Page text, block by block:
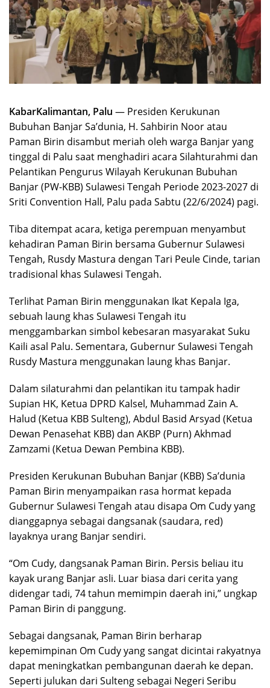
KabarKalimantan, Palu — Presiden Kerukunan
Bubuhan Banjar Sa’dunia, H. Sahbirin Noor atau
Paman Birin disambut meriah oleh warga Banjar yang
tinggal di Palu saat menghadiri acara Silahturahmi dan
Pelantikan Pengurus Wilayah Kerukunan Bubuhan
Banjar (PW-KBB) Sulawesi Tengah Periode 2023-2027 di
Sriti Convention Hall, Palu pada Sabtu (22/6/2024) pagi.
Tiba ditempat acara, ketiga perempuan menyambut
kehadiran Paman Birin bersama Gubernur Sulawesi
Tengah, Rusdy Mastura dengan Tari Peule Cinde, tarian
tradisional khas Sulawesi Tengah.
Terlihat Paman Birin menggunakan Ikat Kepala Iga,
sebuah laung khas Sulawesi Tengah itu
menggambarkan simbol kebesaran masyarakat Suku
Kaili asal Palu. Sementara, Gubernur Sulawesi Tengah
Rusdy Mastura menggunakan laung khas Banjar.
Dalam silaturahmi dan pelantikan itu tampak hadir
Supian HK, Ketua DPRD Kalsel, Muhammad Zain A.
Halud (Ketua KBB Sulteng), Abdul Basid Arsyad (Ketua
Dewan Penasehat KBB) dan AKBP (Purn) Akhmad
Zamzami (Ketua Dewan Pembina KBB).
Presiden Kerukunan Bubuhan Banjar (KBB) Sa’dunia
Paman Birin menyampaikan rasa hormat kepada
Gubernur Sulawesi Tengah atau disapa Om Cudy yang
dianggapnya sebagai dangsanak (saudara, red)
layaknya urang Banjar sendiri.
“Om Cudy, dangsanak Paman Birin. Persis beliau itu
kayak urang Banjar asli. Luar biasa dari cerita yang
didengar tadi, 74 tahun memimpin daerah ini,” ungkap
Paman Birin di panggung.
Sebagai dangsanak, Paman Birin berharap
kepemimpinan Om Cudy yang sangat dicintai rakyatnya
dapat meningkatkan pembangunan daerah ke depan.
Seperti julukan dari Sulteng sebagai Negeri Seribu